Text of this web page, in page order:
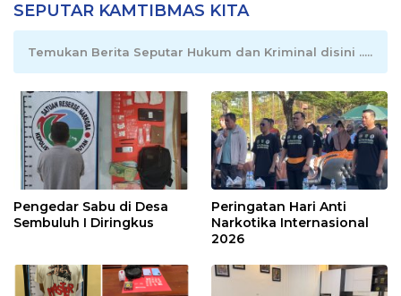
SEPUTAR KAMTIBMAS KITA
Temukan Berita Seputar Hukum dan Kriminal disini .....
Pengedar Sabu di Desa
Sembuluh I Diringkus
Peringatan Hari Anti
Narkotika Internasional
2026